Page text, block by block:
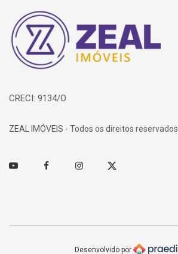
Página inicial
CRECI: 9134/O
ZEAL IMÓVEIS - Todos os direitos reservados.
Youtube FacebookInstagramTwitter
Desenvolvido por